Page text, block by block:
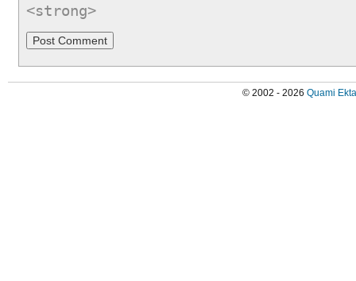
<strong>
© 2002 - 2026 Quami